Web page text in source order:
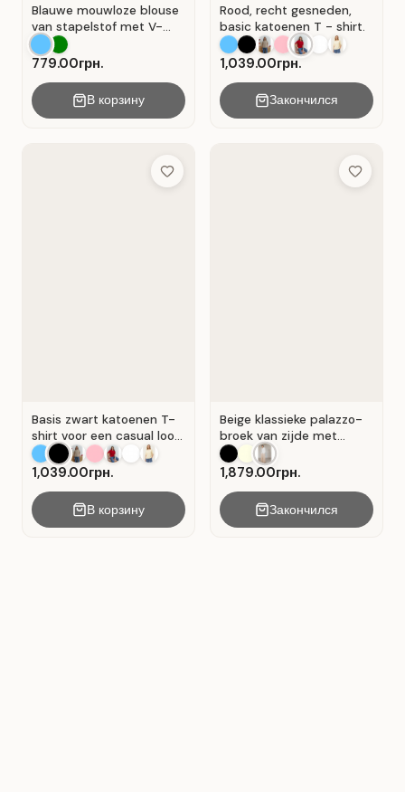
Blauwe mouwloze blouse
van stapelstof met V-
hals. Blauw.
779.00грн.
В корзину
Rood, recht gesneden,
basic katoenen T - shirt.
1,039.00грн.
Закончился
Add to Wish List
Basis zwart katoenen T-
shirt voor een casual look.
Zwart.
1,039.00грн.
В корзину
Add to
Beige klassieke palazzo-
broek van zijde met
plooien . Beige .
1,879.00грн.
Закончился